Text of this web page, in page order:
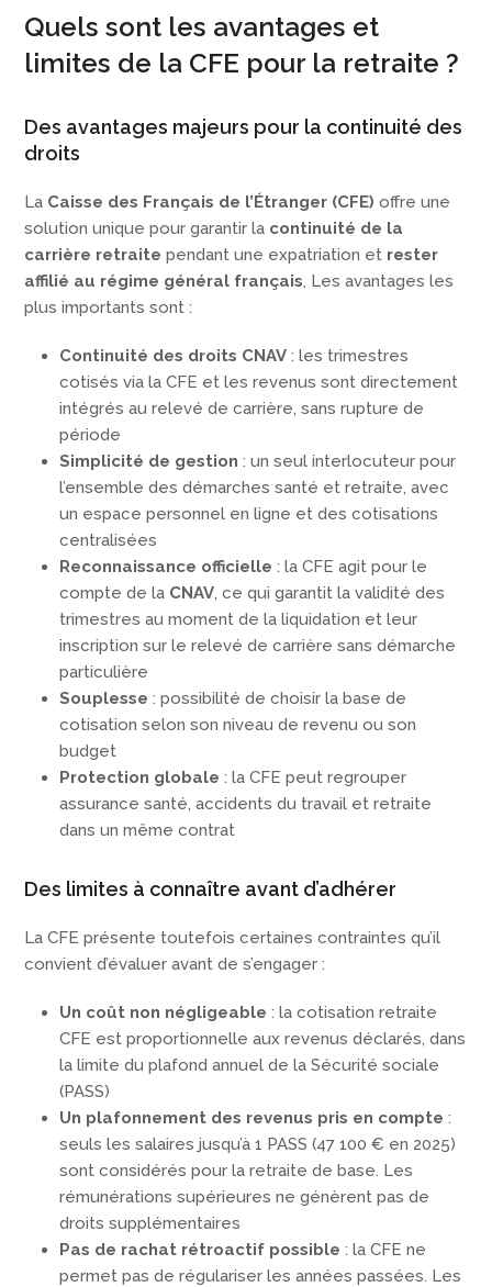
Quels sont les avantages et
limites de la CFE pour la retraite ?
Des avantages majeurs pour la continuité des
droits
La Caisse des Français de l’Étranger (CFE) offre une
solution unique pour garantir la continuité de la
carrière retraite pendant une expatriation et rester
affilié au régime général français, Les avantages les
plus importants sont :
Continuité des droits CNAV : les trimestres
cotisés via la CFE et les revenus sont directement
intégrés au relevé de carrière, sans rupture de
période
Simplicité de gestion : un seul interlocuteur pour
l’ensemble des démarches santé et retraite, avec
un espace personnel en ligne et des cotisations
centralisées
Reconnaissance officielle : la CFE agit pour le
compte de la CNAV, ce qui garantit la validité des
trimestres au moment de la liquidation et leur
inscription sur le relevé de carrière sans démarche
particulière
Souplesse : possibilité de choisir la base de
cotisation selon son niveau de revenu ou son
budget
Protection globale : la CFE peut regrouper
assurance santé, accidents du travail et retraite
dans un même contrat
Des limites à connaître avant d’adhérer
La CFE présente toutefois certaines contraintes qu’il
convient d’évaluer avant de s’engager :
Un coût non négligeable : la cotisation retraite
CFE est proportionnelle aux revenus déclarés, dans
la limite du plafond annuel de la Sécurité sociale
(PASS)
Un plafonnement des revenus pris en compte :
seuls les salaires jusqu’à 1 PASS (47 100 € en 2025)
sont considérés pour la retraite de base. Les
rémunérations supérieures ne génèrent pas de
droits supplémentaires
Pas de rachat rétroactif possible : la CFE ne
permet pas de régulariser les années passées. Les